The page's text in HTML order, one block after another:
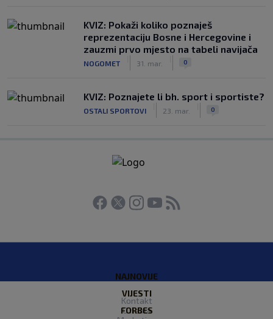
KVIZ: Pokaži koliko poznaješ
reprezentaciju Bosne i Hercegovine i
zauzmi prvo mjesto na tabeli navijača
NOGOMET 31. mar. 0
KVIZ: Poznajete li bh. sport i sportiste?
OSTALI SPORTOVI 23. mar. 0
NAJNOVIJE
VIJESTI
FORBES
Kontakt
O nama